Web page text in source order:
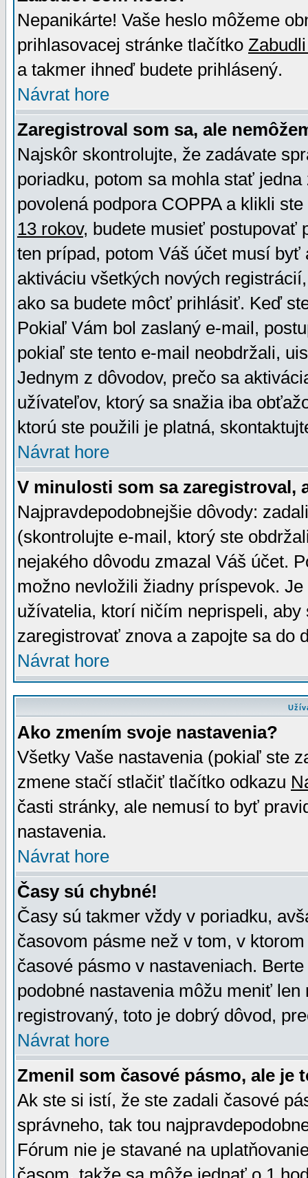
Nepanikárte! Vaše heslo môžeme
prihlasovacej stránke tlačítko
a takmer ihneď budete prihlásený.
Návrat hore
Zaregistroval som sa, ale
Najskôr skontrolujte, že zadávate
poriadku, potom sa mohla stať
povolená podpora COPPA a klikli
13 rokov, budete musieť postupovať
ten prípad, potom Váš účet musí
aktiváciu všetkých nových
ako sa budete môcť prihlásiť. Keď
Pokiaľ Vám bol zaslaný e-mail,
pokiaľ ste tento e-mail neobdržali,
Jednym z dôvodov, prečo sa
užívateľov, ktorý sa snažia iba
ktorú ste použili je platná,
Návrat hore
V minulosti som sa zaregistroval,
Najpravdepodobnejšie dôvody:
(skontrolujte e-mail, ktorý ste
nejakého dôvodu zmazal Váš účet.
možno nevložili žiadny príspevok.
užívatelia, ktorí ničím neprispeli,
zaregistrovať znova a zapojte sa do
Návrat hore
Ako zmením svoje nastavenia?
Všetky Vaše nastavenia (pokiaľ ste
zmene stačí stlačiť tlačítko odkazu
časti stránky, ale nemusí to byť
nastavenia.
Návrat hore
Časy sú chybné!
Časy sú takmer vždy v poriadku,
časovom pásme než v tom, v
časové pásmo v nastaveniach.
podobné nastavenia môžu meniť
registrovaný, toto je dobrý dôvod,
Návrat hore
Zmenil som časové pásmo, ale je
Ak ste si istí, že ste zadali časové
správneho, tak tou
Fórum nie je stavané na